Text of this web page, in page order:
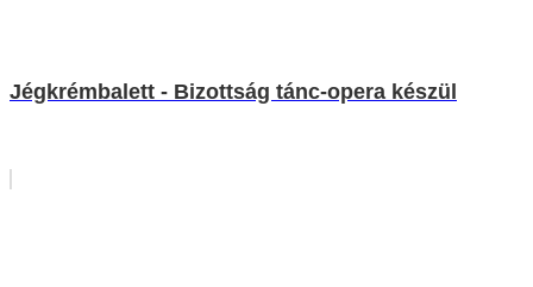
Jégkrémbalett - Bizottság tánc-opera készül